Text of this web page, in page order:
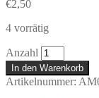
€2,50
4 vorrätig
Anzahl
In den Warenkorb
Artikelnummer: